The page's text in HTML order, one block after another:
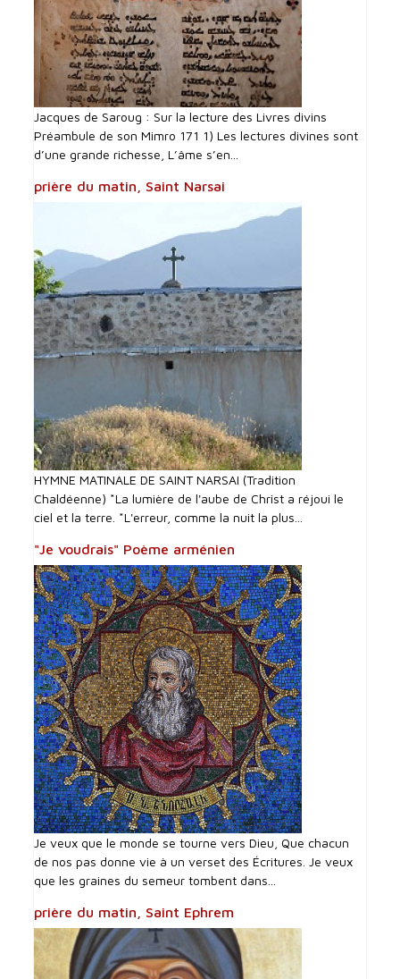
Jacques de Saroug : Sur la lecture des Livres divins
Préambule de son Mimro 171 1) Les lectures divines sont
d’une grande richesse, L’âme s’en...
prière du matin, Saint Narsai
HYMNE MATINALE DE SAINT NARSAI (Tradition
Chaldéenne) *La lumière de l'aube de Christ a réjoui le
ciel et la terre. *L'erreur, comme la nuit la plus...
"Je voudrais" Poème arménien
Je veux que le monde se tourne vers Dieu, Que chacun
de nos pas donne vie à un verset des Écritures. Je veux
que les graines du semeur tombent dans...
prière du matin, Saint Ephrem